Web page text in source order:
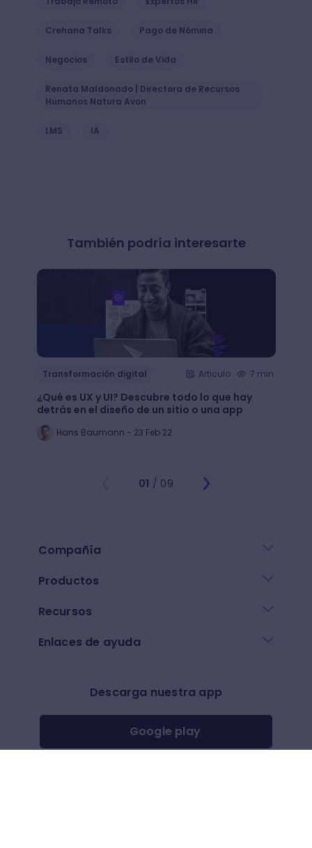
Crehana Talks Pago de Nómina
Negocios Estilo de Vida
Renata Maldonado | Directora de Recursos
Humanos Natura Avon
LMS IA
También podría interesarte
Transformación digital Articulo 7 min.
¿Qué es UX y UI? Descubre todo lo que hay
detrás en el diseño de un sitio o una app
Hans Baumann - 23 Feb 22
01 / 09
Compañía
Productos
Recursos
Enlaces de ayuda
Descarga nuestra app
Google play